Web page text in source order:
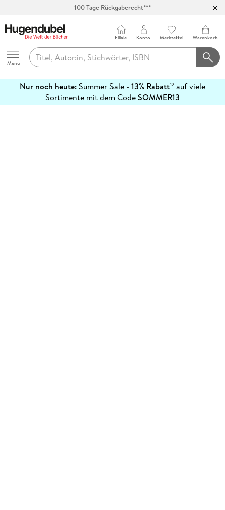
100 Tage Rückgaberecht***
Hugendubel
Menu
Filiale Konto Merkzettel Warenkorb
Nur noch heute: Summer Sale - 13% Rabatt12 auf viele
Sortimente mit dem CodeSOMMER13
erfahren